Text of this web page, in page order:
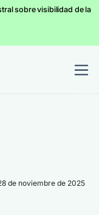
sobre visibilidad de la
de noviembre de 2025